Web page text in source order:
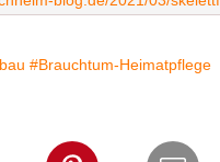
#Brauchtum-Heimatpflege